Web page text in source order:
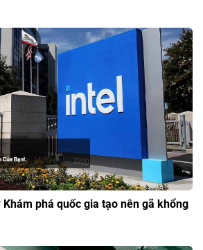
phá quốc gia tạo nên gã khổng